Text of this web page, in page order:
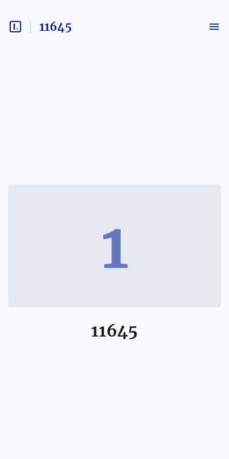
11645
1
11645